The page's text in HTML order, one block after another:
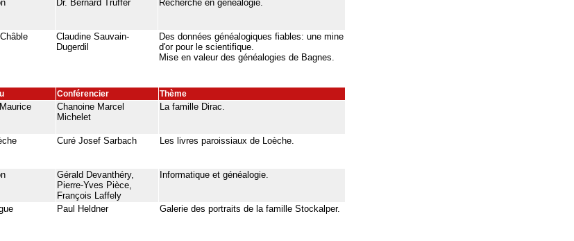
Dr. Bernard Truffer Recherche en généalogie.
Claudine Sauvain-
Dugerdil
Des données généalogiques fiables: une mine
d'or pour le scientifique.
Mise en valeur des généalogies de Bagnes.
Conférencier Thème
Chanoine Marcel
Michelet
La famille Dirac.
Curé Josef Sarbach Les livres paroissiaux de Loèche.
Gérald Devanthéry,
Pierre-Yves Pièce,
François Laffely
Informatique et généalogie.
Paul Heldner Galerie des portraits de la famille Stockalper.